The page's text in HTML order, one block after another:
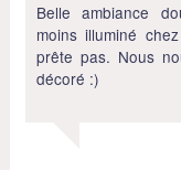
Belle ambiance
moins illuminé
prête pas. Nous
décoré :)